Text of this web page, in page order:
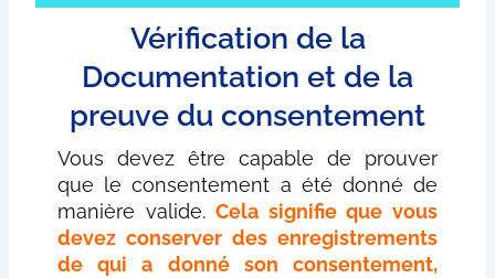
Vérification de la
Documentation et de la
preuve du consentement
Vous devez être capable de prouver
que le consentement a été donné de
manière valide.Cela signifie que vous
devez conserver des enregistrements
de qui a donné son consentement,